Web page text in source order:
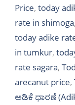
Price, today
rate in shimoga,
today adike
in tumkur,
rate sagara,
arecanut price,
ಅಡಿಕೆ ಧಾರಣೆ